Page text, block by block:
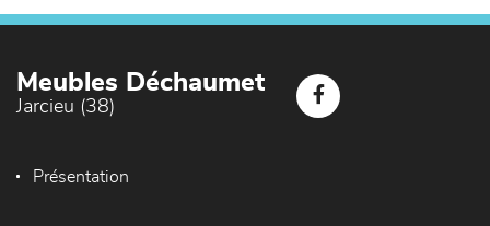
Meubles Déchaumet
Jarcieu (38)
Présentation